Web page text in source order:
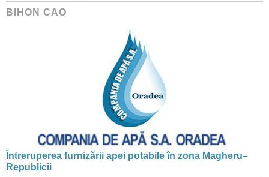
BIHON CAO
Întreruperea furnizării apei potabile în zona Magheru–
Republicii